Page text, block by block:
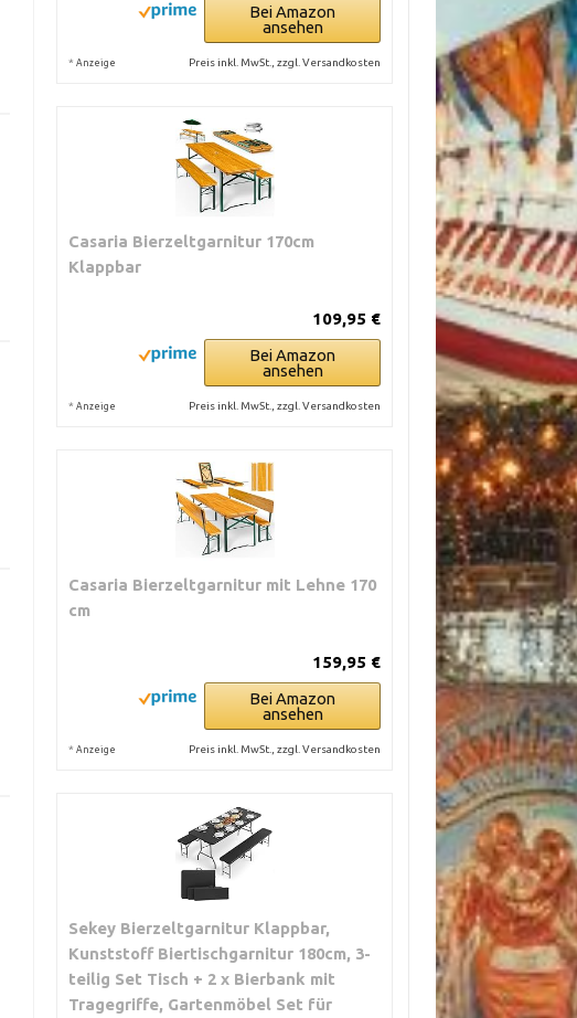
Bei Amazon
ansehen
* Anzeige Preis inkl. MwSt., zzgl. Versandkosten
Casaria Bierzeltgarnitur 170cm
Klappbar
109,95 €
Bei Amazon
ansehen
* Anzeige Preis inkl. MwSt., zzgl. Versandkosten
Casaria Bierzeltgarnitur mit Lehne 170
cm
159,95 €
Bei Amazon
ansehen
* Anzeige Preis inkl. MwSt., zzgl. Versandkosten
Sekey Bierzeltgarnitur Klappbar,
Kunststoff Biertischgarnitur 180cm, 3-
teilig Set Tisch + 2 x Bierbank mit
Tragegriffe, Gartenmöbel Set für